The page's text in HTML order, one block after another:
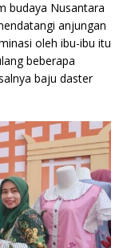
budaya Nusantara
anjungan
oleh ibu-ibu itu
beberapa
baju daster